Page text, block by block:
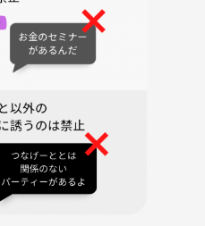
。
スタッフにお申し付けください。
。
ある場合のみ、各自の責任で行っ
を取ってください。
防止にご協力ください。
ウンスします（写り込みNGの方は
ティング・ネタバレ・ルール無視